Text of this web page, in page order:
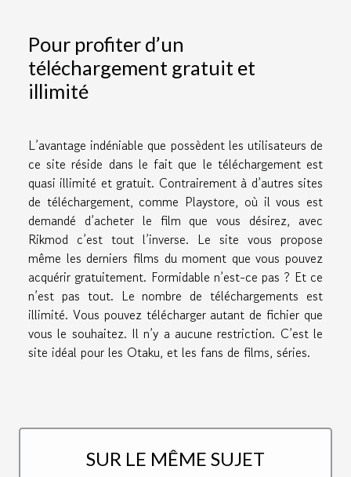
Pour profiter d’un
téléchargement gratuit et
illimité
L’avantage indéniable que possèdent les utilisateurs de
ce site réside dans le fait que le téléchargement est
quasi illimité et gratuit. Contrairement à d’autres sites
de téléchargement, comme Playstore, où il vous est
demandé d’acheter le film que vous désirez, avec
Rikmod c’est tout l’inverse. Le site vous propose
même les derniers films du moment que vous pouvez
acquérir gratuitement. Formidable n’est-ce pas ? Et ce
n’est pas tout. Le nombre de téléchargements est
illimité. Vous pouvez télécharger autant de fichier que
vous le souhaitez. Il n’y a aucune restriction. C’est le
site idéal pour les Otaku, et les fans de films, séries.
SUR LE MÊME SUJET